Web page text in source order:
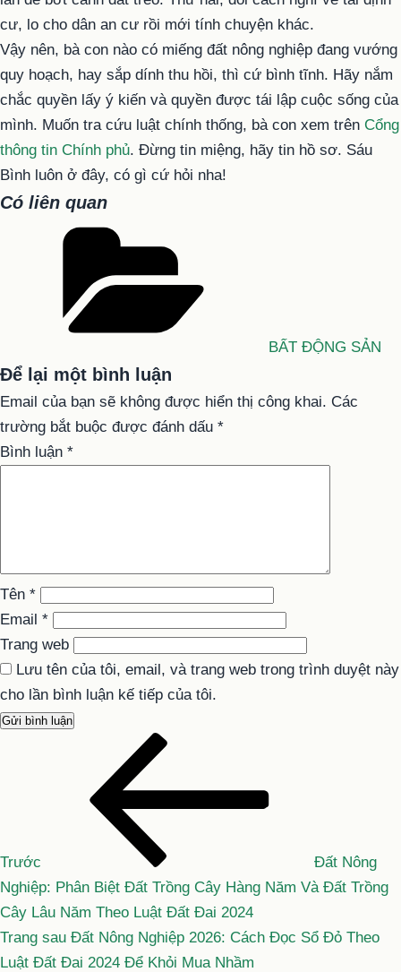
cư, lo cho dân an cư rồi mới tính chuyện khác.
Vậy nên, bà con nào có miếng đất nông nghiệp đang vướng
quy hoạch, hay sắp dính thu hồi, thì cứ bình tĩnh. Hãy nắm
chắc quyền lấy ý kiến và quyền được tái lập cuộc sống của
mình. Muốn tra cứu luật chính thống, bà con xem trên Cổng
thông tin Chính phủ. Đừng tin miệng, hãy tin hồ sơ. Sáu
Bình luôn ở đây, có gì cứ hỏi nha!
Có liên quan
BẤT ĐỘNG SẢN
Để lại một bình luận
Email của bạn sẽ không được hiển thị công khai. Các
trường bắt buộc được đánh dấu *
Bình luận *
Tên *
Email *
Trang web
Lưu tên của tôi, email, và trang web trong trình duyệt này
cho lần bình luận kế tiếp của tôi.
viết
Trước
Đất Nông
Nghiệp: Phân Biệt Đất Trồng Cây Hàng Năm Và Đất Trồng
Cây Lâu Năm Theo Luật Đất Đai 2024
Bài
tiếp
Trang sau Đất Nông Nghiệp 2026: Cách Đọc Sổ Đỏ Theo
Luật Đất Đai 2024 Để Khỏi Mua Nhầm